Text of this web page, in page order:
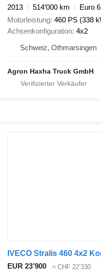
2013
514’000 km
Euro 6
Motorleistung 460 PS (338
Achsenkonfiguration 4x2
Schweiz, Othmarsingen
Agron Haxha Truck GmbH
IVECO Stralis 460 4x2
EUR 23’900
≈ CHF 22’330